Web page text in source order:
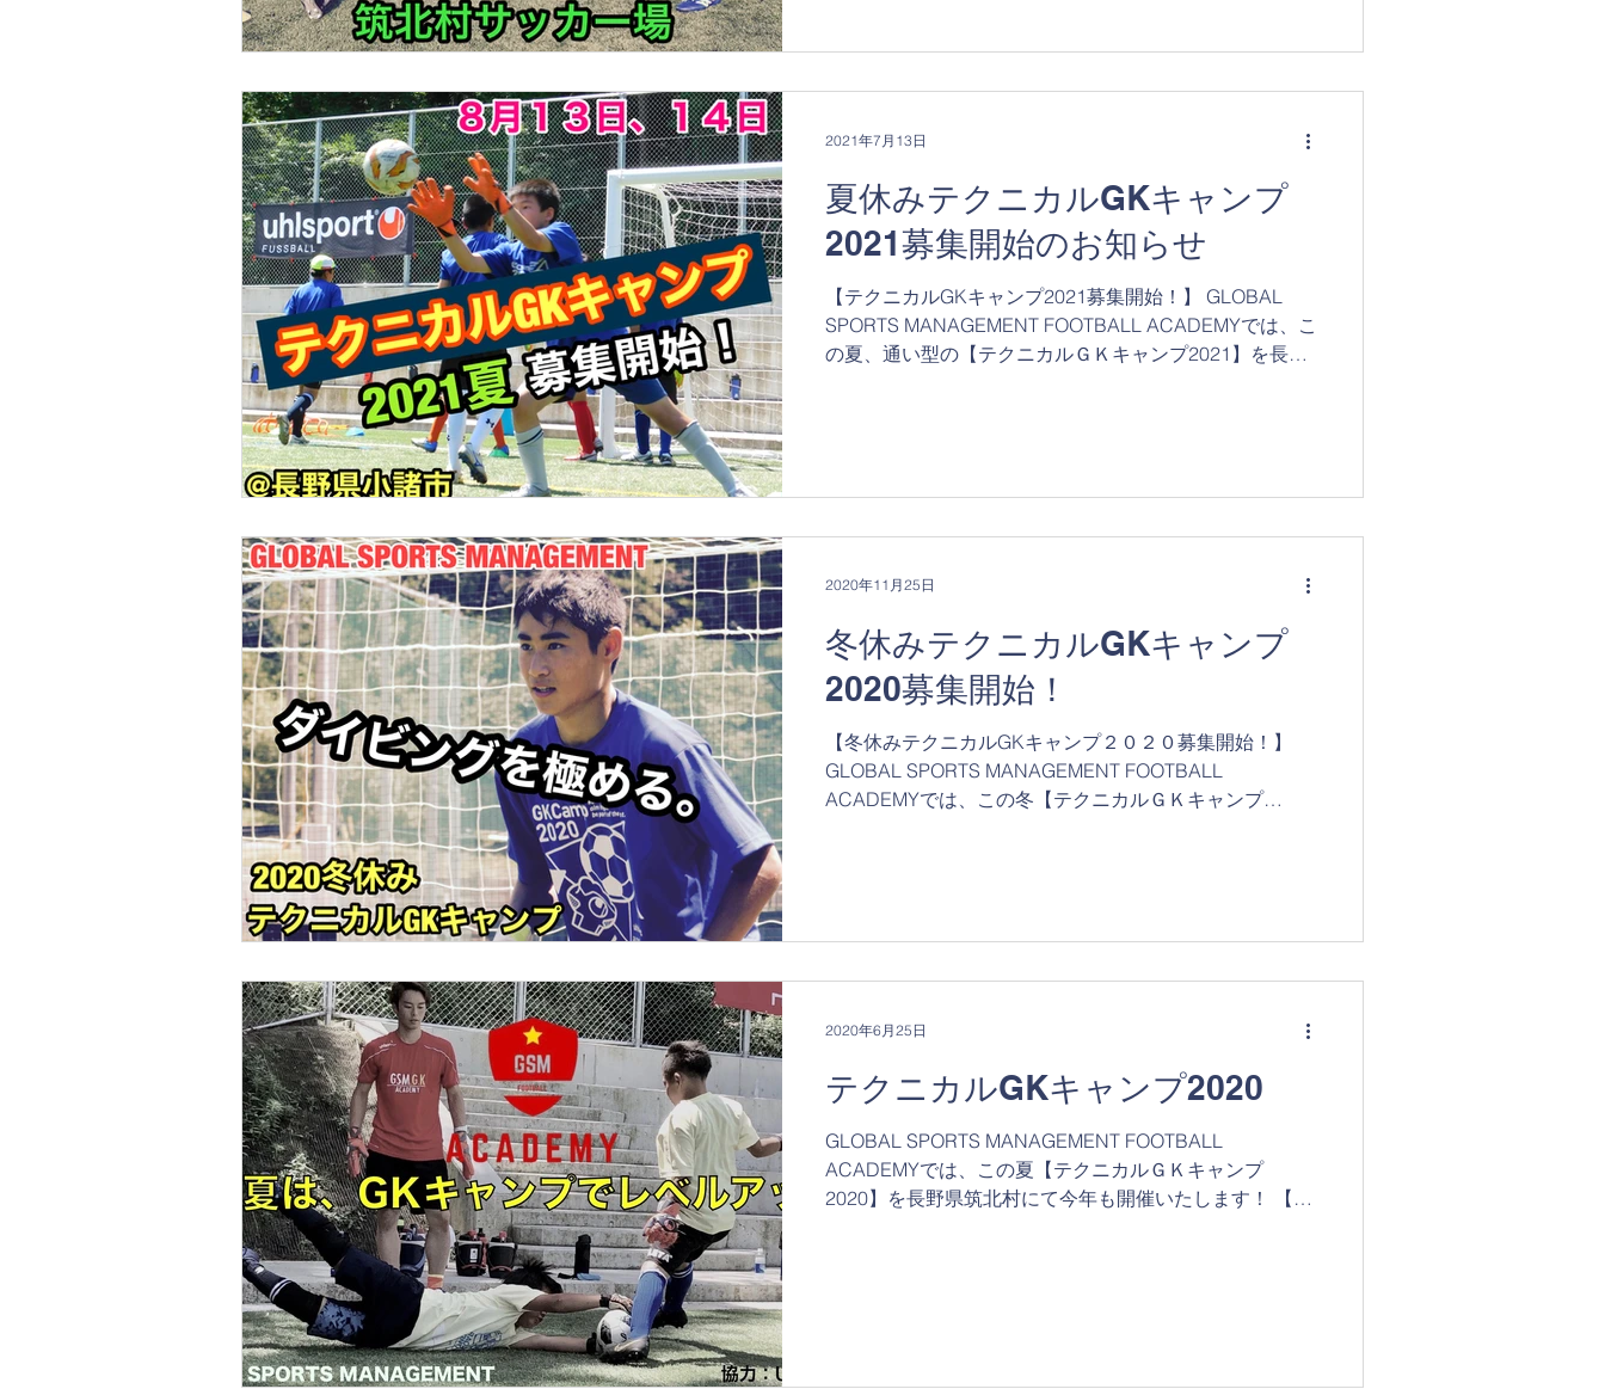
夏休みテクニカルGKキャンプ
2021募集開始のお知らせ
【テクニカルGKキャンプ2021募集開始！】 GLOBAL
SPORTS MANAGEMENT FOOTBALL ACADEMYでは、こ
の夏、通い型の【テクニカルＧＫキャンプ2021】を長野
2021年7月13日
冬休みテクニカルGKキャンプ
2020募集開始！
【冬休みテクニカルGKキャンプ２０２０募集開始！】
GLOBAL SPORTS MANAGEMENT FOOTBALL
ACADEMYでは、この冬【テクニカルＧＫキャンプ
2020年11月25日
テクニカルGKキャンプ2020
GLOBAL SPORTS MANAGEMENT FOOTBALL
ACADEMYでは、この夏【テクニカルＧＫキャンプ
2020】を長野県筑北村にて今年も開催いたします！ 【保
2020年6月25日